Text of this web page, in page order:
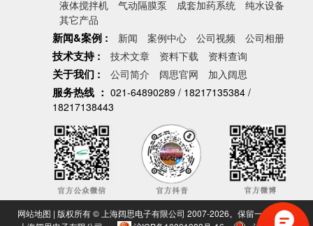
便携式多参数水质
测定仪 - 多参数分
析仪6360
<查看详情>
液体搅拌机
气动隔膜泵 成套加药系统
纯水设备
其它产品
新闻&案例 : 新闻 案例中心 公司视频 公司相册
技术支持 : 技术文章 资料下载 资料查询
关于我们 : 公司简介 阔思官网 加入阔思
服务热线 ： 021-64890289 / 18217135384 /
18217138443
网站地图 | 版权所有 © 上海阔思电子有限公司 2007-2026。保留一切权利。